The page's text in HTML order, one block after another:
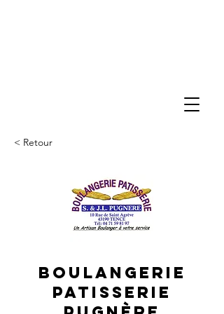
< Retour
Boulangerie
Patisserie